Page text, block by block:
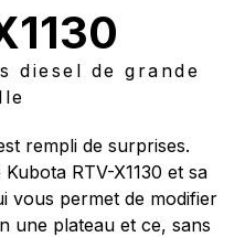
diesel de grande
rempli de surprises.
RTV-X1130 et sa
vous permet de modifier
une plateau et ce, sans